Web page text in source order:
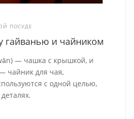
ПОСУДЕ
гайванью и чайником
— чашка с крышкой, и
чайник для чая,
с одной целью,